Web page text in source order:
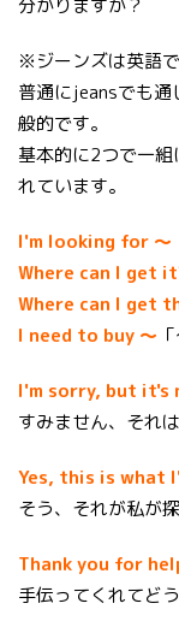
※ジーンズは英語
普通にjeansでも
般的です。
基本的に2つで一
れています。
I'm looking for 〜
Where can I get
Where can I get
I need to buy 〜
I'm sorry, but it's
すみません、それ
Yes, this is what
そう、それが私が
Thank you for
手伝ってくれてど